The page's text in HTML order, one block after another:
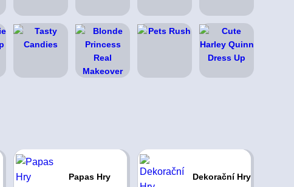
Papas Hry Dekorační Hry